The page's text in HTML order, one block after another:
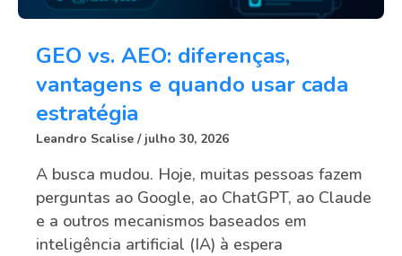
GEO vs. AEO: diferenças,
vantagens e quando usar cada
estratégia
Leandro Scalise julho 30, 2026
A busca mudou. Hoje, muitas pessoas fazem
perguntas ao Google, ao ChatGPT, ao Claude
e a outros mecanismos baseados em
inteligência artificial (IA) à espera